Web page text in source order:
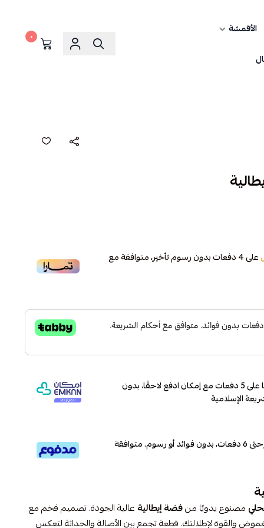
الأقمشة
٠
على4دفعات بدون رسوم تأخير، متوافقة مع
وقسّمها على 5 دفعات مع إمكان ادفع لاحقًا، بدون
الإسلامية
قسم دفعاتك بطريقة ميسرة إلى 4 وحتى 6 دفعات، بدون فوائد أو رسوم. متوافقة
مصنوع يدويًا منفضة إيطالية عالية الجودة. تصميم فخم مع
والقوة لإطلالتك. قطعة تجمع بين الأصالة والحداثة لتعكس